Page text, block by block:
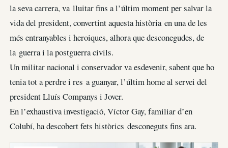
la seva carrera, va lluitar fins a l’últim moment per salvar la
vida del president, convertint aquesta història en una de les
més entranyables i heroiques, alhora que desconegudes, de
la guerra i la postguerra civils.
Un militar nacional i conservador va esdevenir, sabent que ho
tenia tot a perdre i res a guanyar, l’últim home al servei del
president Lluís Companys i Jover.
En l’exhaustiva investigació, Víctor Gay, familiar d’en
Colubí, ha descobert fets històrics desconeguts fins ara.